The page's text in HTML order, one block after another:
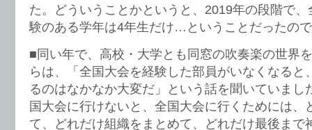
た。どういうことかというと、2019年の段階で
験のある学年は4年生だけ…ということだったの
■同い年で、高校・大学とも同窓の吹奏楽の世界
らは、「全国大会を経験した部員がいなくなると
るのはなかなか大変だ」という話を聞いていまし
国大会に行けないと、全国大会に行くためには、
て、どれだけ組織をまとめて、どれだけ最後まで